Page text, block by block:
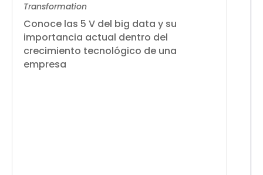
Transformation
Conoce las 5 V del big data y su
importancia actual dentro del
crecimiento tecnológico de una
empresa